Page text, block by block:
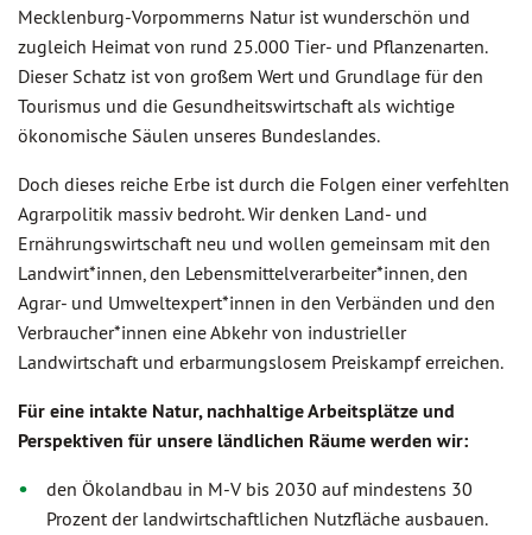
Mecklenburg-Vorpommerns Natur ist wunderschön und
zugleich Heimat von rund 25.000 Tier- und Pflanzenarten.
Dieser Schatz ist von großem Wert und Grundlage für den
Tourismus und die Gesundheitswirtschaft als wichtige
ökonomische Säulen unseres Bundeslandes.
Doch dieses reiche Erbe ist durch die Folgen einer verfehlten
Agrarpolitik massiv bedroht. Wir denken Land- und
Ernährungswirtschaft neu und wollen gemeinsam mit den
Landwirt*innen, den Lebensmittelverarbeiter*innen, den
Agrar- und Umweltexpert*innen in den Verbänden und den
Verbraucher*innen eine Abkehr von industrieller
Landwirtschaft und erbarmungslosem Preiskampf erreichen.
Für eine intakte Natur, nachhaltige Arbeitsplätze und
Perspektiven für unsere ländlichen Räume werden wir:
den Ökolandbau in M-V bis 2030 auf mindestens 30
Prozent der landwirtschaftlichen Nutzfläche ausbauen.